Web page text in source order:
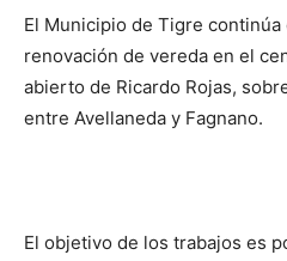
El Municipio de Tigre
renovación de vereda en el
abierto de Ricardo Rojas,
entre Avellaneda y Fagnano.
El objetivo de los trabajos es